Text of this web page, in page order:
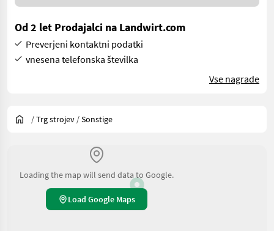
Od 2 let Prodajalci na Landwirt.com
Preverjeni kontaktni podatki
vnesena telefonska številka
Vse nagrade
/Trg strojev /Sonstige
Loading the map will send data to Google.
Load Google Maps